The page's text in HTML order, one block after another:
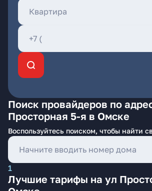
Поиск провайдеров по
Просторная 5-я в Омске
Воспользуйтесь поиском, чтобы найти
1
Лучшие тарифы на ул